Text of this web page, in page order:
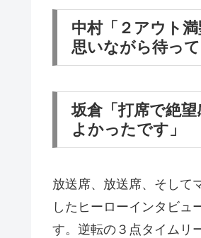
中村「２アウト
思いながら待って
坂倉「打席で絶
よかったです」
放送席、放送席、そして
したヒーローインタビュ
す。逆転の３点タイムリ